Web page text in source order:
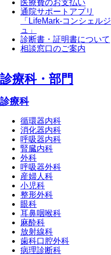
医療費のお支払い
通院サポートアプリ
「LifeMark-コンシェルジ
ュ」
診断書・証明書について
相談窓口のご案内
診療科・部⾨
診療科
循環器内科
消化器内科
呼吸器内科
腎臓内科
外科
呼吸器外科
産婦人科
小児科
整形外科
眼科
耳鼻咽喉科
麻酔科
放射線科
歯科口腔外科
病理診断科